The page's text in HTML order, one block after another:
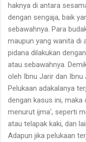
haknya di antara
dengan sengaja, baik
sebawahnya. Para
maupun yang wanita di
pidana dilakukan
atau sebawahnya.
oleh Ibnu Jarir dan Ibnu
Pelukaan adakalanya
dengan kasus ini, maka
menurut ijma', seperti
atau telapak kaki, dan
Adapun jika pelukaan